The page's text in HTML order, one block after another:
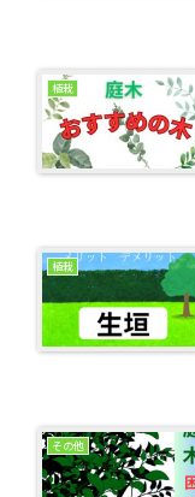
植栽
植栽
その他